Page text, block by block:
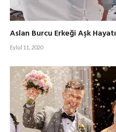
Aslan Burcu Erkeği Aşk Hayatı
Eylül 11, 2020